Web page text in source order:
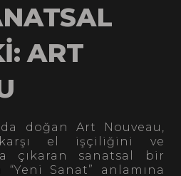
ART
doğan Art Nouveau,
karşı el işçiliğini ve
çıkaran sanatsal bir
“Yeni Sanat” anlamına